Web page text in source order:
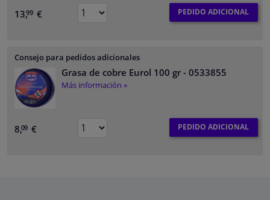
13,99 € PEDIDO ADICIONAL
Consejo para pedidos adicionales
Grasa de cobre Eurol 100 gr - 0533855
Más información »
8,09 € PEDIDO ADICIONAL